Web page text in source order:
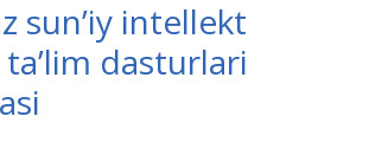
sun’iy intellekt
dasturlari